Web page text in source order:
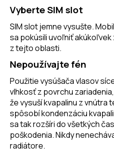
Vyberte SIM slot
SIM slot jemne vysušte.
sa pokúsili uvoľniť
z tejto oblasti.
Nepoužívajte fén
Použitie vysúšača vlasov
vlhkosť z povrchu
že vysuší kvapalinu z vnútra
spôsobí kondenzáciu
sa tak rozšíri do všetkých
poškodenia. Nikdy
radiátore.